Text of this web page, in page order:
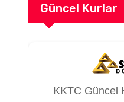
Güncel Kurlar